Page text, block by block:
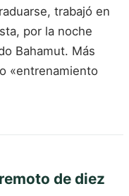
trabajó en
por la noche
Bahamut. Más
«entrenamiento
de diez